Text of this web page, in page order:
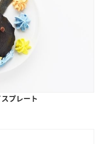
プレート